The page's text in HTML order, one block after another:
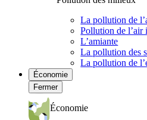
La pollution de
Pollution de l’air
L’amiante
La pollution des
La pollution de
Économie
Fermer
Économie